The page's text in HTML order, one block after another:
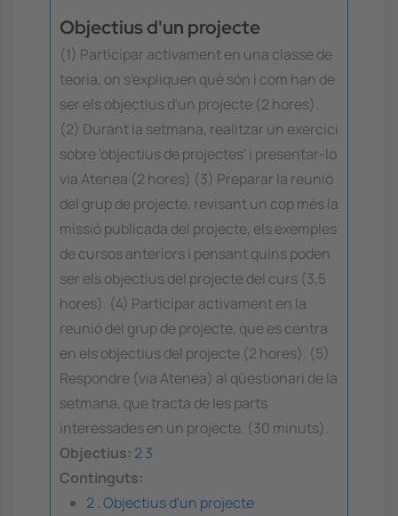
Objectius d'un projecte
(1) Participar activament en una classe de
teoria, on s'expliquen què són i com han de
ser els objectius d'un projecte (2 hores).
(2) Durant la setmana, realitzar un exercici
sobre 'objectius de projectes' i presentar-lo
via Atenea (2 hores) (3) Preparar la reunió
del grup de projecte, revisant un cop més la
missió publicada del projecte, els exemples
de cursos anteriors i pensant quins poden
ser els objectius del projecte del curs (3,5
hores). (4) Participar activament en la
reunió del grup de projecte, que es centra
en els objectius del projecte (2 hores). (5)
Respondre (via Atenea) al qüestionari de la
setmana, que tracta de les parts
interessades en un projecte. (30 minuts).
Objectius: 23
Continguts:
2 . Objectius d'un projecte